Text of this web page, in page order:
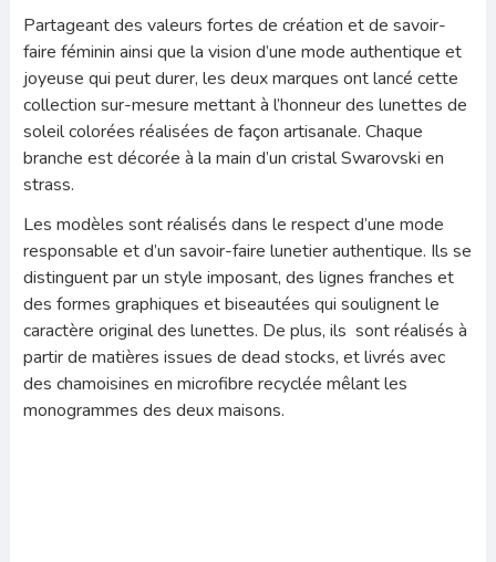
Partageant des valeurs fortes de création et de savoir-
faire féminin ainsi que la vision d’une mode authentique et
joyeuse qui peut durer, les deux marques ont lancé cette
collection sur-mesure mettant à l’honneur des lunettes de
soleil colorées réalisées de façon artisanale. Chaque
branche est décorée à la main d’un cristal Swarovski en
strass.
Les modèles sont réalisés dans le respect d’une mode
responsable et d’un savoir-faire lunetier authentique. Ils se
distinguent par un style imposant, des lignes franches et
des formes graphiques et biseautées qui soulignent le
caractère original des lunettes. De plus, ils sont réalisés à
partir de matières issues de dead stocks, et livrés avec
des chamoisines en microfibre recyclée mêlant les
monogrammes des deux maisons.